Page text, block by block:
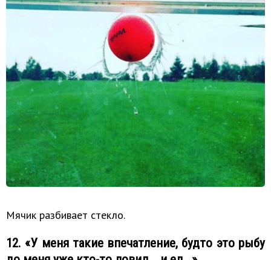
Мячик разбивает стекло.
12. «У меня такие впечатление, будто это рыбу